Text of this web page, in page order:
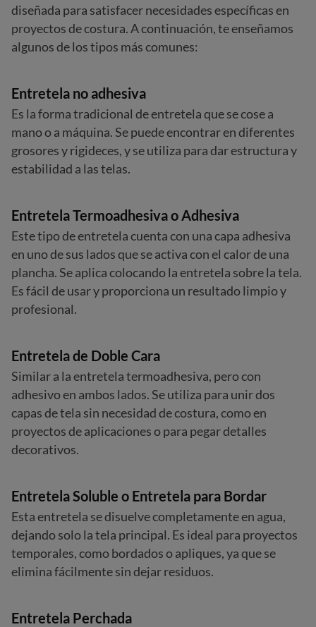
diseñada para satisfacer necesidades específicas en
proyectos de costura. A continuación, te enseñamos
algunos de los tipos más comunes:
Entretela no adhesiva
Es la forma tradicional de entretela que se cose a
mano o a máquina. Se puede encontrar en diferentes
grosores y rigideces, y se utiliza para dar estructura y
estabilidad a las telas.
Entretela Termoadhesiva o Adhesiva
Este tipo de entretela cuenta con una capa adhesiva
en uno de sus lados que se activa con el calor de una
plancha. Se aplica colocando la entretela sobre la tela.
Es fácil de usar y proporciona un resultado limpio y
profesional.
Entretela de Doble Cara
Similar a la entretela termoadhesiva, pero con
adhesivo en ambos lados. Se utiliza para unir dos
capas de tela sin necesidad de costura, como en
proyectos de aplicaciones o para pegar detalles
decorativos.
Entretela Soluble o Entretela para Bordar
Esta entretela se disuelve completamente en agua,
dejando solo la tela principal. Es ideal para proyectos
temporales, como bordados o apliques, ya que se
elimina fácilmente sin dejar residuos.
Entretela Perchada